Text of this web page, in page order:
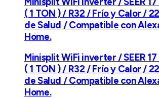
( 1 TON ) / R32 / Frío y Calor /
de Salud / Compatible con
Home.
Minisplit WiFi inverter / SEER
( 1 TON ) / R32 / Frío y Calor /
de Salud / Compatible con
Home.